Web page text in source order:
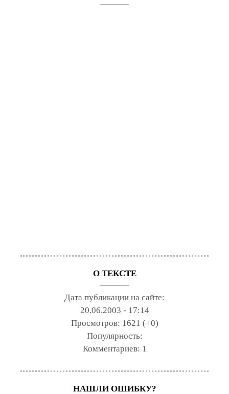
О ТЕКСТЕ
Дата публикации на сайте:
20.06.2003 - 17:14
Просмотров: 1621 (+0)
Популярность:
Комментариев: 1
НАШЛИ ОШИБКУ?